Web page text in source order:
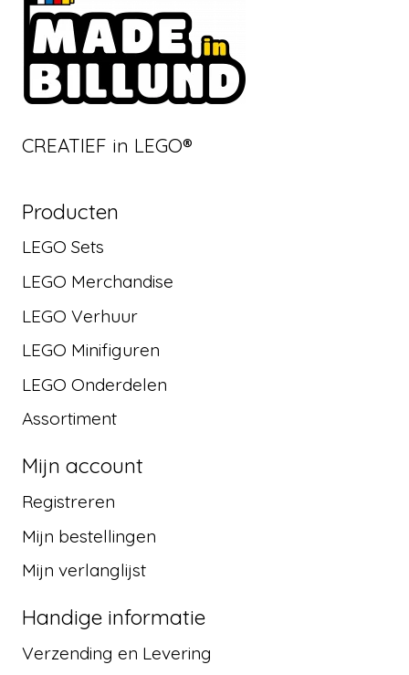
CREATIEF in LEGO®
Producten
LEGO Sets
LEGO Merchandise
LEGO Verhuur
LEGO Minifiguren
LEGO Onderdelen
Assortiment
Mijn account
Registreren
Mijn bestellingen
Mijn verlanglijst
Handige informatie
Verzending en Levering